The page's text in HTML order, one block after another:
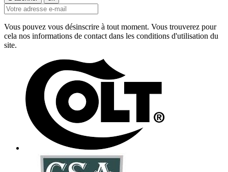
Vous pouvez vous désinscrire à tout moment. Vous trouverez pour
cela nos informations de contact dans les conditions d'utilisation du
site.